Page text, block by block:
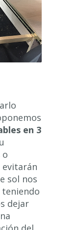
en 3
o
evitarán
sol nos
dejar